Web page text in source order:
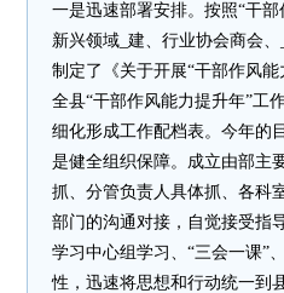
一是迅速部署安排。按照“干
新兴领域_建、行业协会商会
制定了《关于开展“干部作风
全县“干部作风能力提升年”工
细化形成工作配档表。今年的
是健全组织保障。成立由部主
抓、分管负责人具体抓、各科
部门的沟通对接，自觉接受指
学习中心组学习、“三会一课”
性，迅速将思想和行动统一到